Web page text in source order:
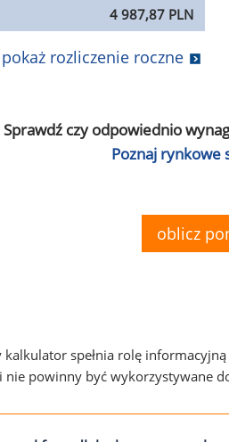
4 987,87 PLN
pokaż rozliczenie roczne
Sprawdź czy odpowiednio
Poznaj rynkowe
oblicz
kalkulator spełnia rolę
nie powinny być wykorzystywane